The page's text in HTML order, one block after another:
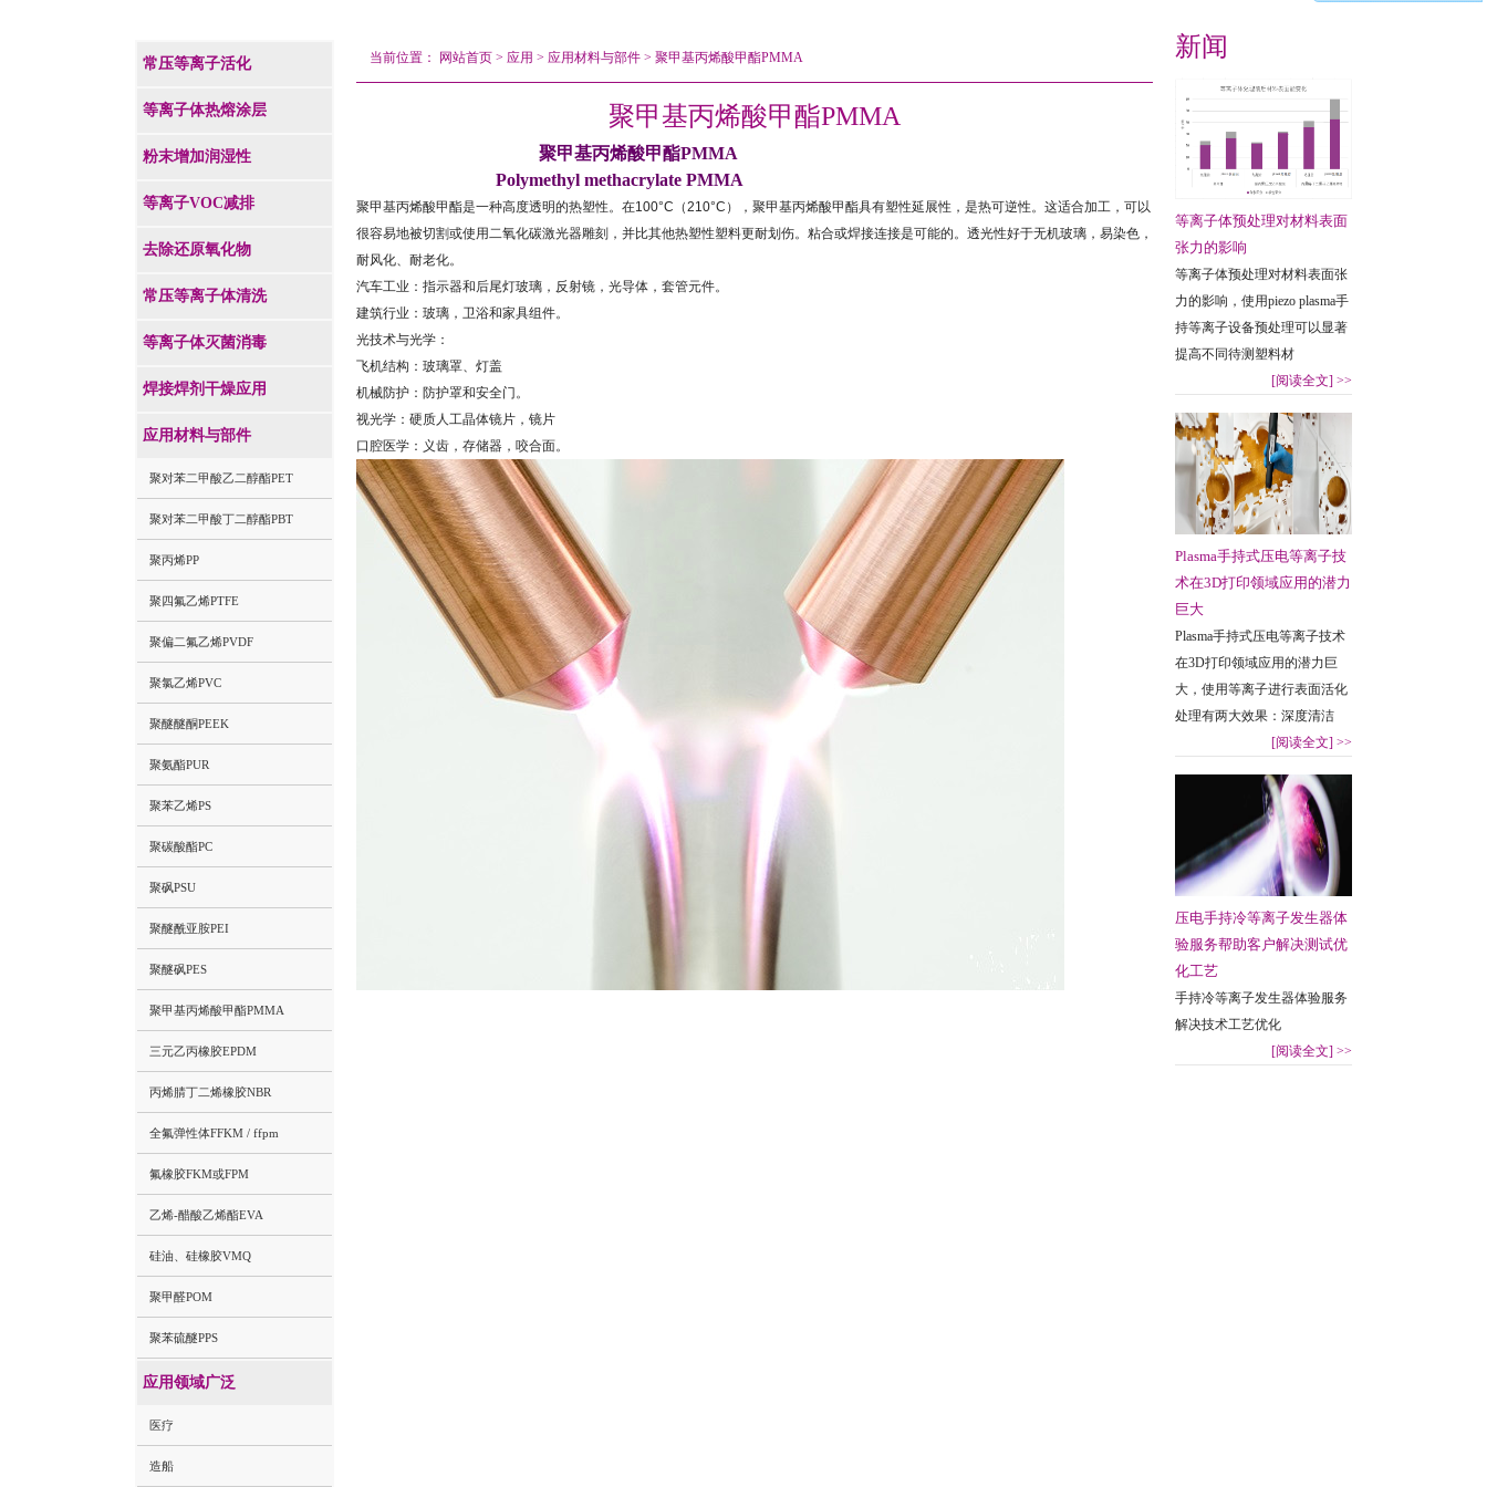
常压等离子活化
等离子体热熔涂层
粉末增加润湿性
等离子VOC减排
去除还原氧化物
常压等离子体清洗
等离子体灭菌消毒
焊接焊剂干燥应用
应用材料与部件
聚对苯二甲酸乙二醇酯PET
聚对苯二甲酸丁二醇酯PBT
聚丙烯PP
聚四氟乙烯PTFE
聚偏二氟乙烯PVDF
聚氯乙烯PVC
聚醚醚酮PEEK
聚氨酯PUR
聚苯乙烯PS
聚碳酸酯PC
聚砜PSU
聚醚酰亚胺PEI
聚醚砜PES
聚甲基丙烯酸甲酯PMMA
三元乙丙橡胶EPDM
丙烯腈丁二烯橡胶NBR
全氟弹性体FFKM / ffpm
氟橡胶FKM或FPM
乙烯-醋酸乙烯酯EVA
硅油、硅橡胶VMQ
聚甲醛POM
聚苯硫醚PPS
应用领域广泛
医疗
造船
当前位置： 网站首页 > 应用 > 应用材料与部件 > 聚甲基丙烯酸甲酯PMMA
聚甲基丙烯酸甲酯PMMA
聚甲基丙烯酸甲酯PMMA
Polymethyl methacrylate PMMA
聚甲基丙烯酸甲酯是一种高度透明的热塑性。 在100°C （210°C ），聚甲基丙烯酸甲酯具有塑性延展性，是热可逆性。 这适合加工，可以
很容易地被切割或使用二氧化碳激光器雕刻，并比其他热塑性塑料更耐划伤。粘合或焊接连接是可能的。透光性好于无机玻璃，易染色，
耐风化、耐老化。
汽车工业：指示器和后尾灯玻璃，反射镜，光导体，套管元件。
建筑行业：玻璃，卫浴和家具组件。
光技术与光学：
飞机结构：玻璃罩、灯盖
机械防护：防护罩和安全门。
视光学：硬质人工晶体镜片，镜片
口腔医学：义齿，存储器，咬合面。
新闻
等离子体预处理对材料表面
张力的影响
等离子体预处理对材料表面张
力的影响，使用piezo plasma手
持等离子设备预处理可以显著
提高不同待测塑料材
[阅读全文] >>
Plasma手持式压电等离子技
术在3D打印领域应用的潜力
巨大
Plasma手持式压电等离子技术
在3D打印领域应用的潜力巨
大，使用等离子进行表面活化
处理有两大效果：深度清洁
[阅读全文] >>
压电手持冷等离子发生器体
验服务帮助客户解决测试优
化工艺
手持冷等离子发生器体验服务
解决技术工艺优化
[阅读全文] >>